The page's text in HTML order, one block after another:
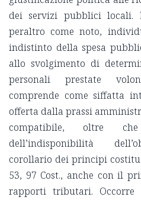
dei servizi pubblici
peraltro come noto,
indistinto della spesa
allo svolgimento di
personali prestate
comprende come siffatta
offerta dalla prassi
compatibile, oltre
dell’indisponibilità
corollario dei principi
53, 97 Cost., anche con il
rapporti tributari.